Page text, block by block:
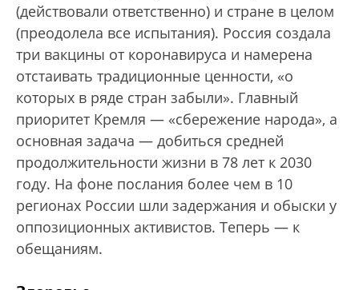
(действовали ответственно) и стране в целом
(преодолела все испытания). Россия создала
три вакцины от коронавируса и намерена
отстаивать традиционные ценности, «о
которых в ряде стран забыли». Главный
приоритет Кремля — «сбережение народа», а
основная задача — добиться средней
продолжительности жизни в 78 лет к 2030
году. На фоне послания более чем в 10
регионах России шли задержания и обыски у
оппозиционных активистов. Теперь — к
обещаниям.